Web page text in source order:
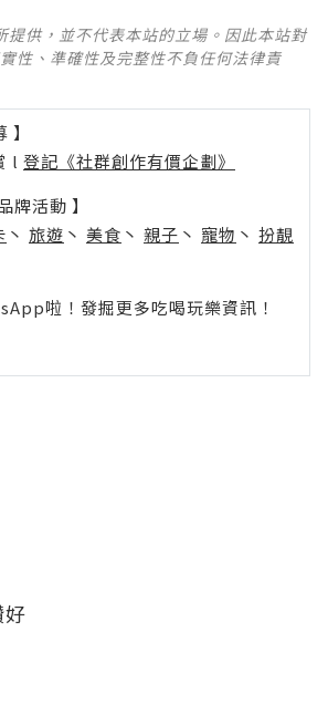
提供，並不代表本站的立場。因此本站對
性、準確性及完整性不負任何法律責
l 登記《社群創作有價企劃》
牌活動 】
丶 旅遊 丶 美食 丶 親子 丶 寵物 丶 扮靚
啦！發掘更多吃喝玩樂資訊！